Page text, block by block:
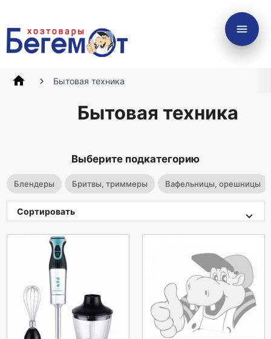
menu
home Бытовая техника
Бытовая техника
Выберите подкатегорию
Блендеры Бритвы, триммеры Вафельницы, орешницы
Сортировать